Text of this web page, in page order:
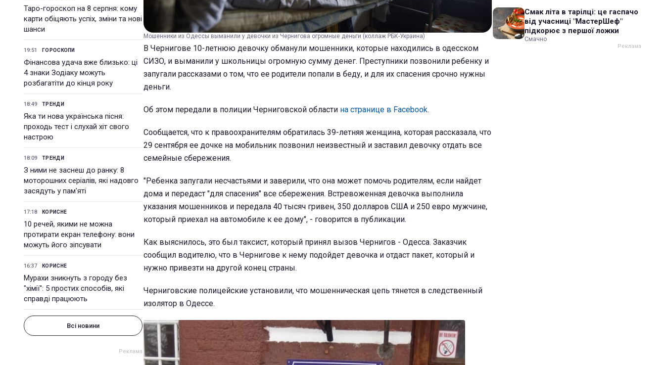
Таро-гороскоп на 8 серпня: кому
карти обіцяють успіх, зміни та нові
шанси
19:51 ГОРОСКОПИ
Фінансова удача вже близько: ці
4 знаки Зодіаку можуть
розбагатіти до кінця року
18:49 ТРЕНДИ
Яка ти нова українська пісня:
проходь тест і слухай хіт свого
настрою
18:09 ТРЕНДИ
З ними не заснеш до ранку: 8
моторошних серіалів, які надовго
засядуть у пам'яті
17:18 КОРИСНЕ
10 речей, якими не можна
протирати екран телефону: вони
можуть його зіпсувати
16:37 КОРИСНЕ
Мурахи зникнуть з городу без
"хімії": 5 простих способів, які
справді працюють
Всі новини
Мошенники из Одессы выманили у девочки из Чернигова огромные деньги (коллаж РБК-Украина)
В Чернигове 10-летнюю девочку обманули мошенники, которые находились в одесском
СИЗО, и выманили у школьницы огромную сумму денег. Преступники позвонили ребенку и
запугали рассказами о том, что ее родители попали в беду, и для их спасения срочно нужны
деньги.
Об этом передали в полиции Черниговской области на странице в Facebook.
Сообщается, что к правоохранителям обратилась 39-летняя женщина, которая рассказала, что
29 сентября ее дочке на мобильник позвонил неизвестный и заставил девочку отдать все
семейные сбережения.
"Ребенка запугали несчастьями и заверили, что она может помочь родителям, если найдет
дома и передаст "для спасения" все сбережения. Встревоженная девочка выполнила
указания мошенников и передала 40 тысяч гривен, 350 долларов США и 250 евро мужчине,
который приехал на автомобиле к ее дому", - говорится в публикации.
Как выяснилось, это был таксист, который принял вызов Чернигов - Одесса. Заказчик
сообщил водителю, что в Чернигове к нему подойдет девочка и отдаст пакет, который и
нужно привезти на другой конец страны.
Черниговские полицейские установили, что мошенническая цепь тянется в следственный
изолятор в Одессе.
Смак літа в тарілці: це гаспачо
від учасниці "МастерШеф"
підкорює з першої ложки
Смачно